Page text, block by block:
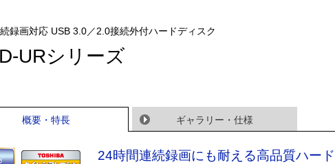
録画対応 USB 3.0／2.0接続外付ハードディスク
URシリーズ
概要・特長 ギャラリー・仕様
24時間連続録画にも耐える高品質ハー